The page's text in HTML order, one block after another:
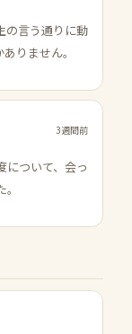
の言う通りに動
りません。
3週間前
について、会っ